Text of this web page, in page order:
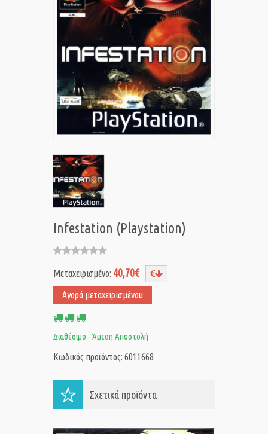
Infestation (Playstation)
Μεταχειρισμένο: 40,70€
Αγορά μεταχειρισμένου
Διαθέσιμο - Άμεση Αποστολή
Κωδικός προϊόντος: 6011668
Σχετικά προϊόντα